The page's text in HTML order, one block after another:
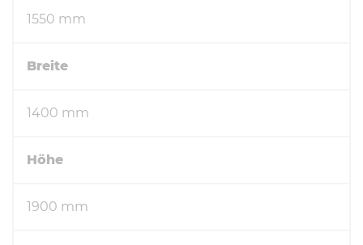
1550 mm
Breite
1400 mm
Höhe
1900 mm